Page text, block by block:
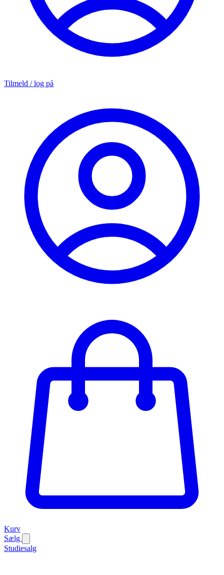
Tilmeld / log på
Kurv
Sælg
Studiesalg